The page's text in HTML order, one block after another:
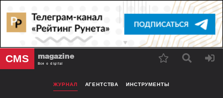
CMS magazine
Все о digital
ЖУРНАЛ АГЕНТСТВА ИНСТРУМЕНТЫ